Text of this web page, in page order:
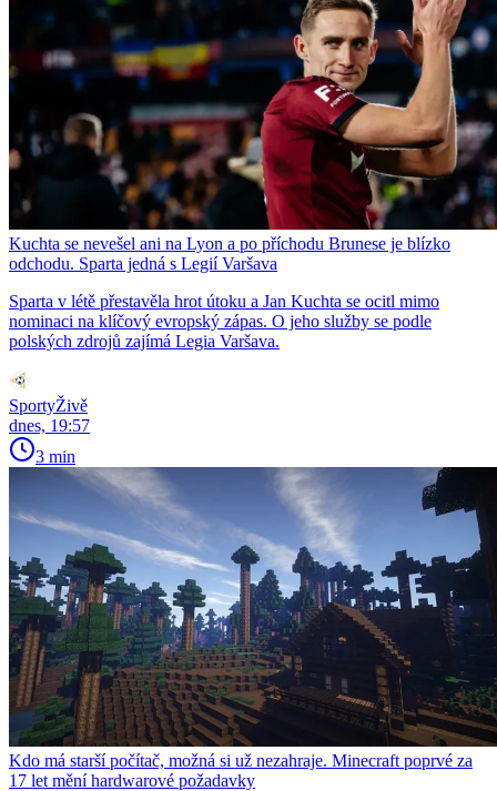
Kuchta se nevešel ani na Lyon a po příchodu Brunese je blízko
odchodu. Sparta jedná s Legií Varšava
Sparta v létě přestavěla hrot útoku a Jan Kuchta se ocitl mimo
nominaci na klíčový evropský zápas. O jeho služby se podle
polských zdrojů zajímá Legia Varšava.
SportyŽivě
dnes, 19:57
3 min
Kdo má starší počítač, možná si už nezahraje. Minecraft poprvé za
17 let mění hardwarové požadavky